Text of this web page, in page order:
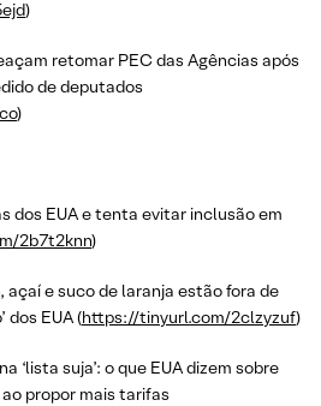
)
retomar PEC das Agências após
de deputados
)
dos EUA e tenta evitar inclusão em
2b7t2knn)
açaí e suco de laranja estão fora de
dos EUA (https://tinyurl.com/2clzyzuf)
‘lista suja’: o que EUA dizem sobre
propor mais tarifas